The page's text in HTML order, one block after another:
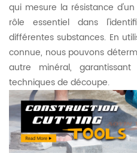
qui mesure la résistance
rôle essentiel dans
différentes substances. En
connue, nous pouvons
autre minéral,
techniques de découpe.